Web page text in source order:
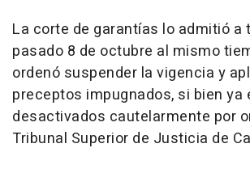
La corte de garantías lo admitió a
pasado 8 de octubre al mismo
ordenó suspender la vigencia y
preceptos impugnados, si bien ya
desactivados cautelarmente por
Tribunal Superior de Justicia de